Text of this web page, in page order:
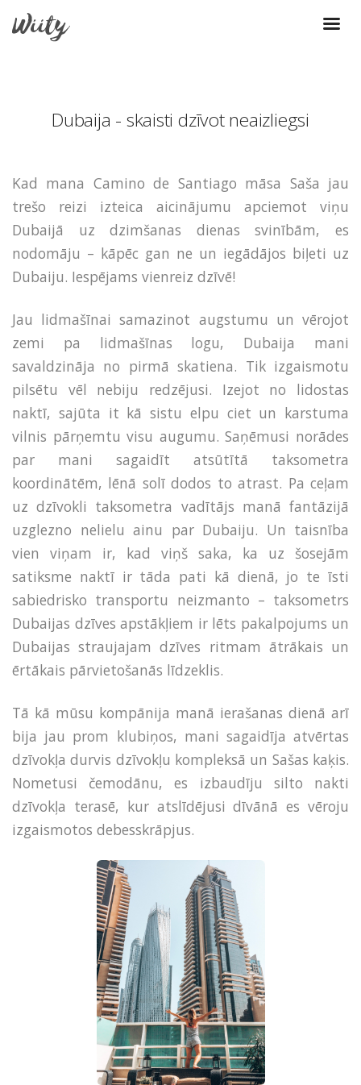
Dubaija - skaisti dzīvot neaizliegsi
Kad mana Camino de Santiago māsa Saša jau
trešo reizi izteica aicinājumu apciemot viņu
Dubaijā uz dzimšanas dienas svinībām, es
nodomāju – kāpēc gan ne un iegādājos biļeti uz
Dubaiju. Iespējams vienreiz dzīvē!
Jau lidmašīnai samazinot augstumu un vērojot
zemi pa lidmašīnas logu, Dubaija mani
savaldzināja no pirmā skatiena. Tik izgaismotu
pilsētu vēl nebiju redzējusi. Izejot no lidostas
naktī, sajūta it kā sistu elpu ciet un karstuma
vilnis pārņemtu visu augumu. Saņēmusi norādes
par mani sagaidīt atsūtītā taksometra
koordinātēm, lēnā solī dodos to atrast. Pa ceļam
uz dzīvokli taksometra vadītājs manā fantāzijā
uzglezno nelielu ainu par Dubaiju. Un taisnība
vien viņam ir, kad viņš saka, ka uz šosejām
satiksme naktī ir tāda pati kā dienā, jo te īsti
sabiedrisko transportu neizmanto – taksometrs
Dubaijas dzīves apstākļiem ir lēts pakalpojums un
Dubaijas straujajam dzīves ritmam ātrākais un
ērtākais pārvietošanās līdzeklis.
Tā kā mūsu kompānija manā ierašanas dienā arī
bija jau prom klubiņos, mani sagaidīja atvērtas
dzīvokļa durvis dzīvokļu kompleksā un Sašas kaķis.
Nometusi čemodānu, es izbaudīju silto nakti
dzīvokļa terasē, kur atslīdējusi dīvānā es vēroju
izgaismotos debesskrāpjus.